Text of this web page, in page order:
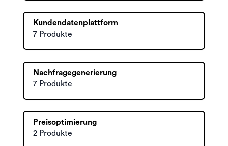
Kundendatenplattform
7 Produkte
Nachfragegenerierung
7 Produkte
Preisoptimierung
2 Produkte